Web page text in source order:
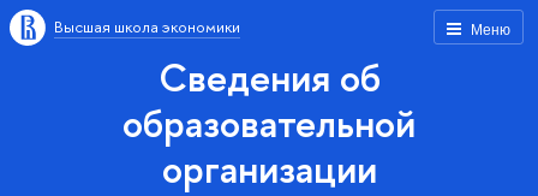
Меню
Высшая школа экономики
Сведения об
образовательной
организации